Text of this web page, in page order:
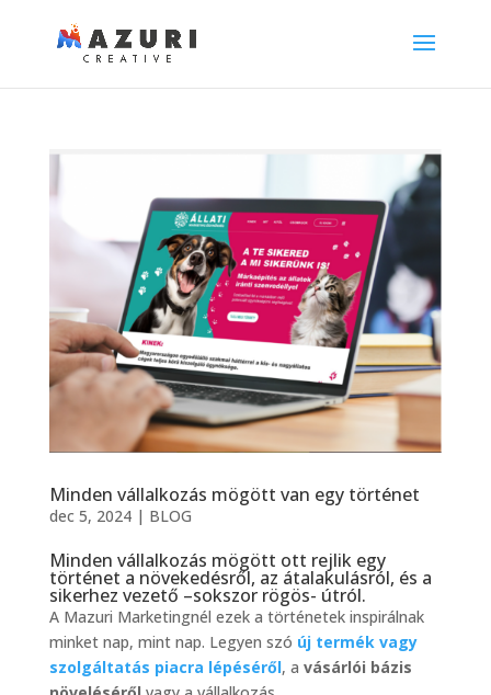
Minden vállalkozás mögött van egy történet
dec 5, 2024| BLOG
Minden vállalkozás mögött ott rejlik egy
történet a növekedésről, az átalakulásról, és a
sikerhez vezető –sokszor rögös- útról.
A Mazuri Marketingnél ezek a történetek inspirálnak
minket nap, mint nap. Legyen szó új termék vagy
szolgáltatás piacra lépéséről, a vásárlói bázis